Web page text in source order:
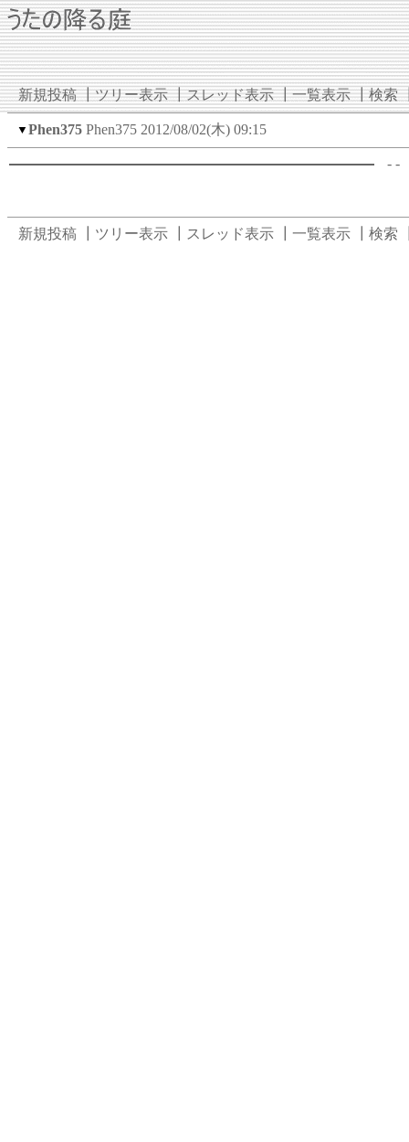
新規投稿┃ツリー表示┃スレッド表示┃一覧表示┃検索
▼ Phen375 Phen375 2012/08/02(木) 09:15
- -
新規投稿 ツリー表示 スレッド表示 一覧表示 検索